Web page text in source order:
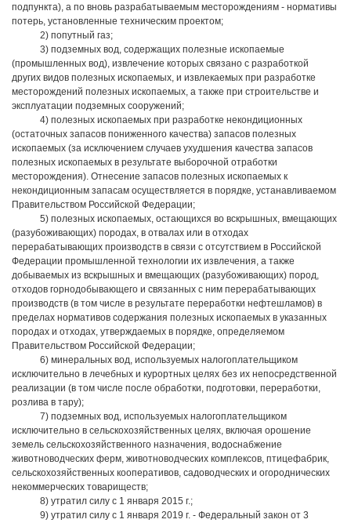
подпункта), а по вновь разрабатываемым месторождениям - нормативы
потерь, установленные техническим проектом;
2) попутный газ;
3) подземных вод, содержащих полезные ископаемые
(промышленных вод), извлечение которых связано с разработкой
других видов полезных ископаемых, и извлекаемых при разработке
месторождений полезных ископаемых, а также при строительстве и
эксплуатации подземных сооружений;
4) полезных ископаемых при разработке некондиционных
(остаточных запасов пониженного качества) запасов полезных
ископаемых (за исключением случаев ухудшения качества запасов
полезных ископаемых в результате выборочной отработки
месторождения). Отнесение запасов полезных ископаемых к
некондиционным запасам осуществляется в порядке, устанавливаемом
Правительством Российской Федерации;
5) полезных ископаемых, остающихся во вскрышных, вмещающих
(разубоживающих) породах, в отвалах или в отходах
перерабатывающих производств в связи с отсутствием в Российской
Федерации промышленной технологии их извлечения, а также
добываемых из вскрышных и вмещающих (разубоживающих) пород,
отходов горнодобывающего и связанных с ним перерабатывающих
производств (в том числе в результате переработки нефтешламов) в
пределах нормативов содержания полезных ископаемых в указанных
породах и отходах, утверждаемых в порядке, определяемом
Правительством Российской Федерации;
6) минеральных вод, используемых налогоплательщиком
исключительно в лечебных и курортных целях без их непосредственной
реализации (в том числе после обработки, подготовки, переработки,
розлива в тару);
7) подземных вод, используемых налогоплательщиком
исключительно в сельскохозяйственных целях, включая орошение
земель сельскохозяйственного назначения, водоснабжение
животноводческих ферм, животноводческих комплексов, птицефабрик,
сельскохозяйственных кооперативов, садоводческих и огороднических
некоммерческих товариществ;
8) утратил силу с 1 января 2015 г.;
9) утратил силу с 1 января 2019 г. - Федеральный закон от 3